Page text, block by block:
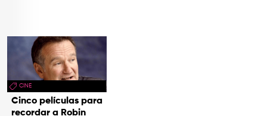
CINE
Cinco películas para
recordar a Robin